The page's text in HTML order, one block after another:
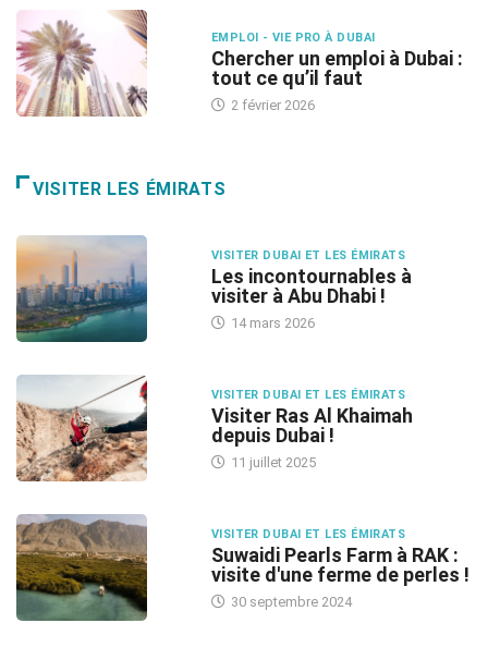
EMPLOI - VIE PRO À DUBAI
Chercher un emploi à Dubai :
tout ce qu’il faut
2 février 2026
VISITER LES ÉMIRATS
VISITER DUBAI ET LES ÉMIRATS
Les incontournables à
visiter à Abu Dhabi !
14 mars 2026
VISITER DUBAI ET LES ÉMIRATS
Visiter Ras Al Khaimah
depuis Dubai !
11 juillet 2025
VISITER DUBAI ET LES ÉMIRATS
Suwaidi Pearls Farm à RAK :
visite d'une ferme de perles !
30 septembre 2024